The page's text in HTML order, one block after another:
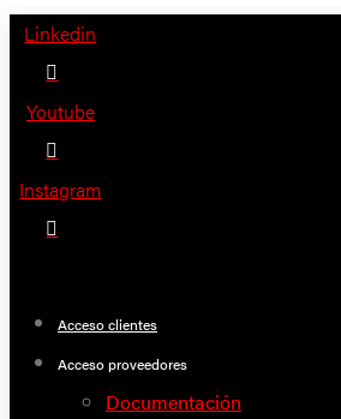
Saltar
contenido
Linkedin
Youtube
Instagram
Acceso clientes
Acceso proveedores
Documentación